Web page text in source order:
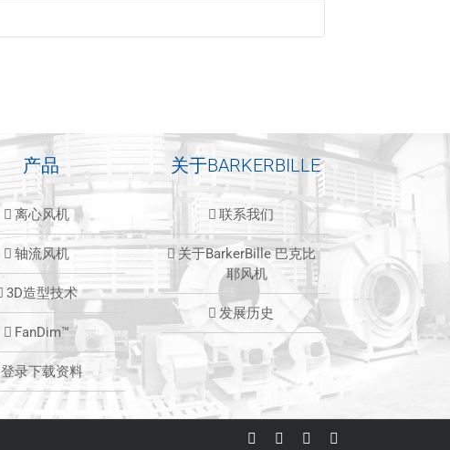
产品
离心风机
轴流风机
3D造型技术
FanDim™
登录下载资料
关于BARKERBILLE
联系我们
关于BarkerBille 巴克比
耶风机
发展历史
LinkedInFacebookInstagram